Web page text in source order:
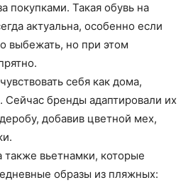
покупками. Такая обувь на
актуальна, особенно если
выбежать, но при этом
себя как дома,
Сейчас бренды адаптировали их
добавив цветной мех,
вьетнамки, которые
образы из пляжных: